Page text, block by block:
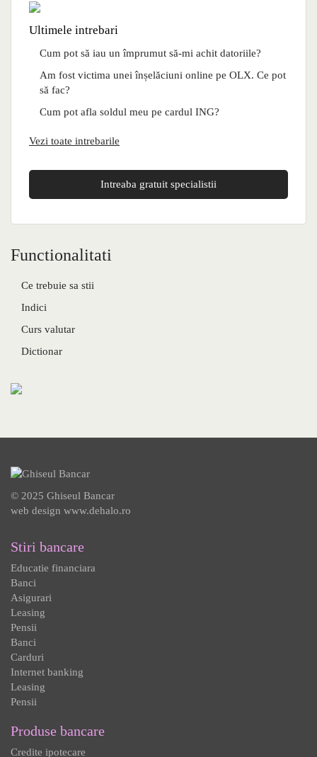
Ultimele intrebari
Cum pot să iau un împrumut să-mi achit datoriile?
Am fost victima unei înșelăciuni online pe OLX. Ce pot
să fac?
Cum pot afla soldul meu pe cardul ING?
Vezi toate intrebarile
Intreaba gratuit specialistii
Functionalitati
Ce trebuie sa stii
Indici
Curs valutar
Dictionar
© 2025 Ghiseul Bancar
web design www.dehalo.ro
Stiri bancare
Educatie financiara
Banci
Asigurari
Leasing
Pensii
Banci
Carduri
Internet banking
Leasing
Pensii
Produse bancare
Credite ipotecare